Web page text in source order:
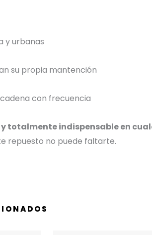
y urbanas
su propia mantención
con frecuencia
y totalmente indispensable en
repuesto no puede faltarte.